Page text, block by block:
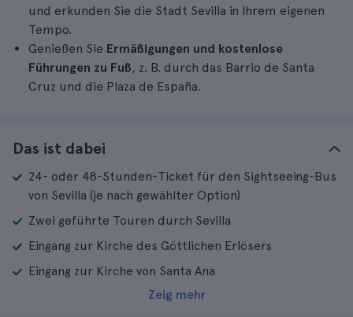
und erkunden Sie die Stadt Sevilla in Ihrem eigenen
Tempo.
Genießen Sie Ermäßigungen und kostenlose
Führungen zu Fuß, z. B. durch das Barrio de Santa
Cruz und die Plaza de España.
Das ist dabei
24- oder 48-Stunden-Ticket für den Sightseeing-Bus
von Sevilla (je nach gewählter Option)
Zwei geführte Touren durch Sevilla
Eingang zur Kirche des Göttlichen Erlösers
Eingang zur Kirche von Santa Ana
Zeig mehr